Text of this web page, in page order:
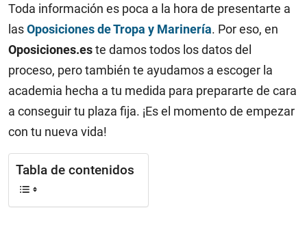
Toda información es poca a la hora de presentarte a
lasOposiciones de Tropa y Marinería. Por eso, en
Oposiciones.este damos todos los datos del
proceso, pero también te ayudamos a escoger la
academia hecha a tu medida para prepararte de cara
a conseguir tu plaza fija. ¡Es el momento de empezar
con tu nueva vida!
Tabla de contenidos